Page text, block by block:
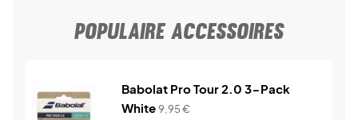
POPULAIRE ACCESSOIRES
Babolat Pro Tour 2.0 3-Pack
White9,95€